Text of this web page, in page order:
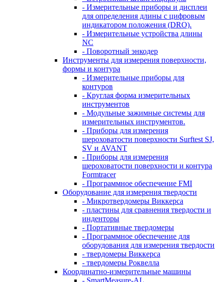
- Измерительные приборы и дисплеи
для определения длины с цифровым
индикатором положения (DRO).
- Измерительные устройства длины
NC
- Поворотный энкодер
Инструменты для измерения поверхности,
формы и контура
- Измерительные приборы для
контуров
- Круглая форма измерительных
инструментов
- Модульные зажимные системы для
измерительных инструментов.
- Приборы для измерения
шероховатости поверхности Surftest SJ,
SV и AVANT
- Приборы для измерения
шероховатости поверхности и контура
Formtracer
- Программное обеспечение FMI
Оборудование для измерения твердости
- Микротвердомеры Виккерса
- пластины для сравнения твердости и
инденторы
- Портативные твердомеры
- Программное обеспечение для
оборудования для измерения твердости
- твердомеры Виккерса
- твердомеры Роквелла
Координатно-измерительные машины
- SmartMeasure-AL